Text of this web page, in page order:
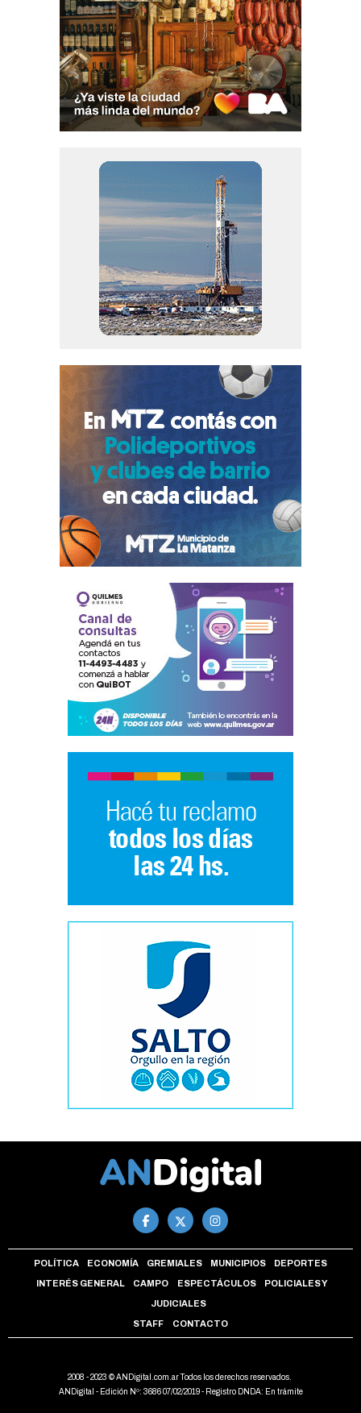
POLÍTICA ECONOMÍA GREMIALES MUNICIPIOS DEPORTES
INTERÉS GENERAL CAMPO ESPECTÁCULOS POLICIALES Y
JUDICIALES
STAFF CONTACTO
2008 - 2023 © ANDigital.com.ar Todos los derechos reservados.
ANDigital - Edición Nº: 3686 07/02/2019 - Registro DNDA: En trámite